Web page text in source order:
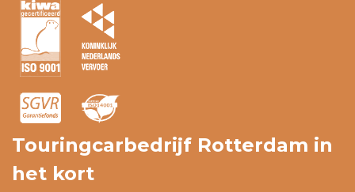
Touringcarbedrijf Rotterdam in
het kort